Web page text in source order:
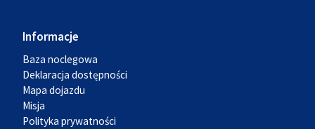
Informacje
Baza noclegowa
Deklaracja dostępności
Mapa dojazdu
Misja
Polityka prywatności